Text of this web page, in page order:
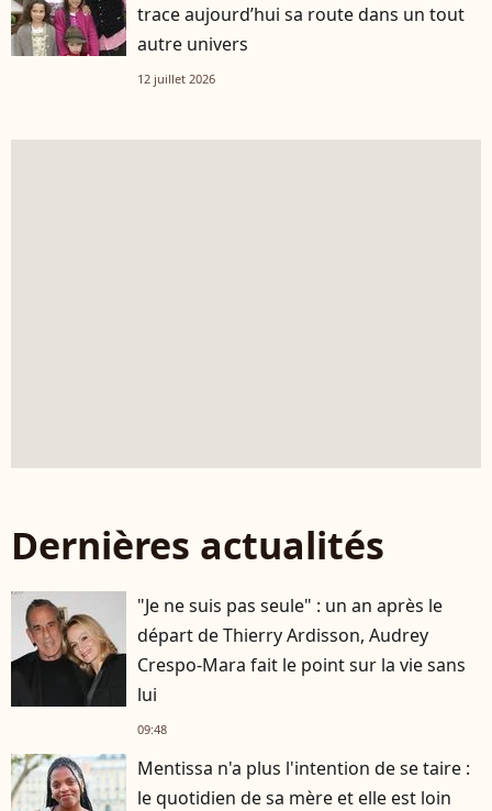
trace aujourd’hui sa route dans un tout
autre univers
12 juillet 2026
Dernières actualités
"Je ne suis pas seule" : un an après le
départ de Thierry Ardisson, Audrey
Crespo-Mara fait le point sur la vie sans
lui
09:48
Mentissa n'a plus l'intention de se taire :
le quotidien de sa mère et elle est loin